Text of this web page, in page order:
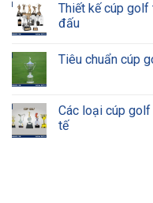
Thiết kế cúp
đấu
Tiêu chuẩn cúp
Các loại cúp
tế